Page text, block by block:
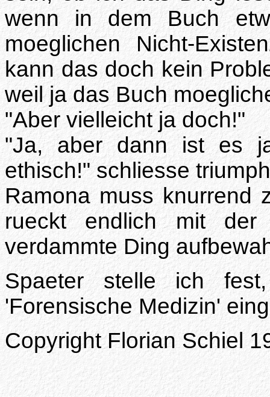
wenn in dem Buch
moeglichen Nicht-
kann das doch kein
weil ja das Buch
"Aber vielleicht ja doch!"
"Ja, aber dann ist es
ethisch!" schliesse
Ramona muss knurrend
rueckt endlich mit der
verdammte Ding
Spaeter stelle ich
'Forensische Medizin'
Copyright Florian Schiel